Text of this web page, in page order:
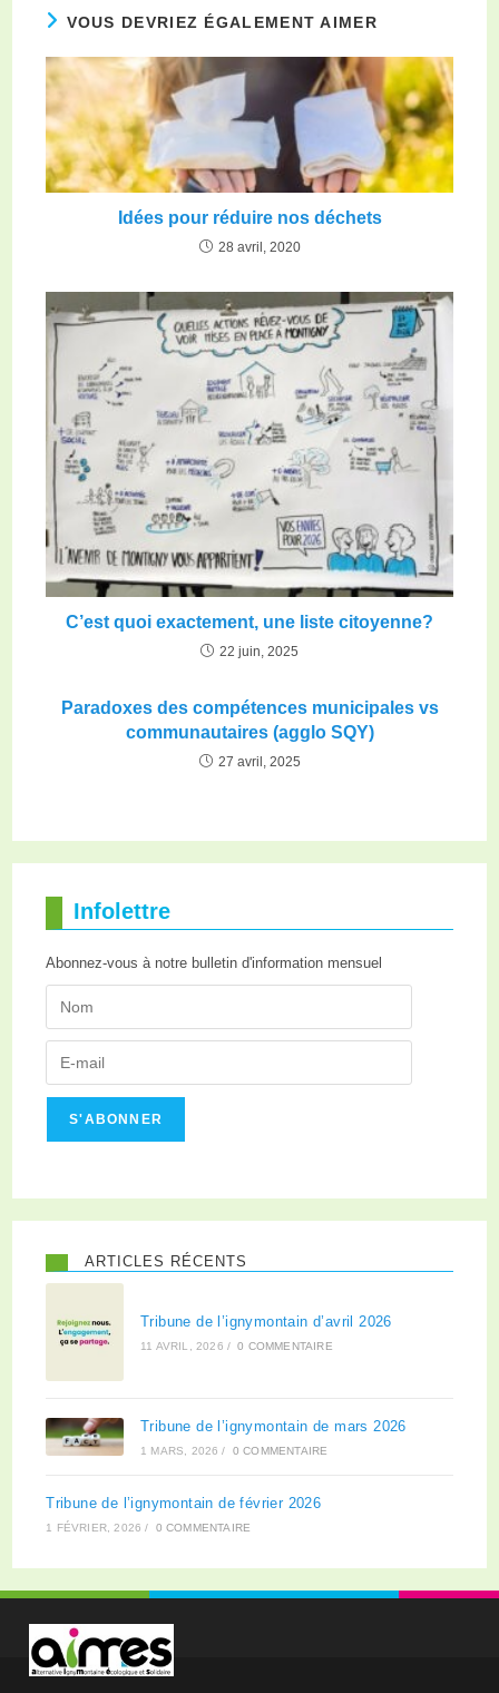
VOUS DEVRIEZ ÉGALEMENT AIMER
Idées pour réduire nos déchets
28 avril, 2020
C’est quoi exactement, une liste citoyenne?
22 juin, 2025
Paradoxes des compétences municipales vs
communautaires (agglo SQY)
27 avril, 2025
Infolettre
Abonnez-vous à notre bulletin d'information mensuel
S'ABONNER
ARTICLES RÉCENTS
Tribune de l’ignymontain d’avril 2026
11 AVRIL, 2026 / 0 COMMENTAIRE
Tribune de l’ignymontain de mars 2026
1 MARS, 2026 / 0 COMMENTAIRE
Tribune de l’ignymontain de février 2026
1 FÉVRIER, 2026 / 0 COMMENTAIRE